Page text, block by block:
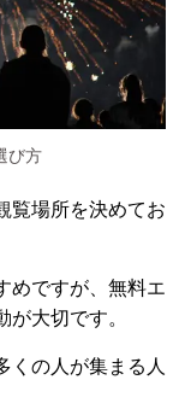
び方
覧場所を決めてお
めですが、無料エ
大切です。
くの人が集まる人